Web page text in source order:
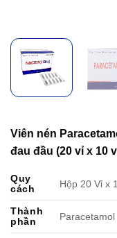
Viên nén
đau đầu (20 vỉ x 10
Quy
cách
Hộp 20 Vỉ x
Thành
phần
Paracetamol